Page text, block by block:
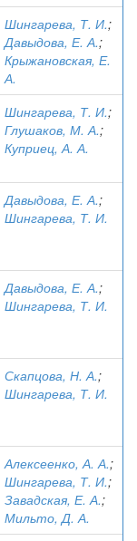
Шингарева, Т. И.;
Давыдова, Е. А.;
Крыжановская, Е.
А.
Шингарева, Т. И.;
Глушаков, М. А.;
Куприец, А. А.
Давыдова, Е. А.;
Шингарева, Т. И.
Давыдова, Е. А.;
Шингарева, Т. И.
Скапцова, Н. А.;
Шингарева, Т. И.
Алексеенко, А. А.;
Шингарева, Т. И.;
Завадская, Е. А.;
Мильто, Д. А.